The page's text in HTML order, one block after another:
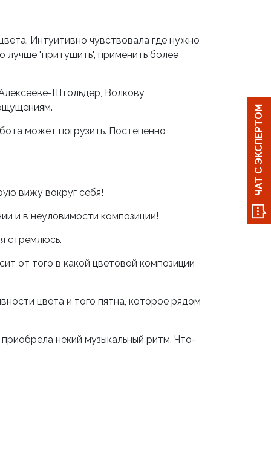
Интуитивно чувствовала где нужно
лучше "притушить", применить более
Штольдер, Волкову
может погрузить. Постепенно
вижу вокруг себя!
и в неуловимости композиции!
стремлюсь.
от того в какой цветовой композиции
цвета и того пятна, которое рядом
некий музыкальный ритм. Что-
ЧАТ С ЭКСПЕРТОМ